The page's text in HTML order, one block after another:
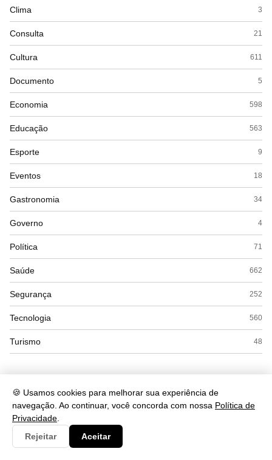
🍪 Usamos cookies para melhorar sua experiência de
navegação. Ao continuar, você concorda com nossa Política de
Privacidade
Rejeitar
Aceitar
Clima 3
Consulta 21
Cultura 611
Documento 5
Economia 598
Educação 563
Esporte 9
Eventos 18
Gastronomia 34
Governo 4
Política 71
Saúde 662
Segurança 252
Tecnologia 560
Turismo 48